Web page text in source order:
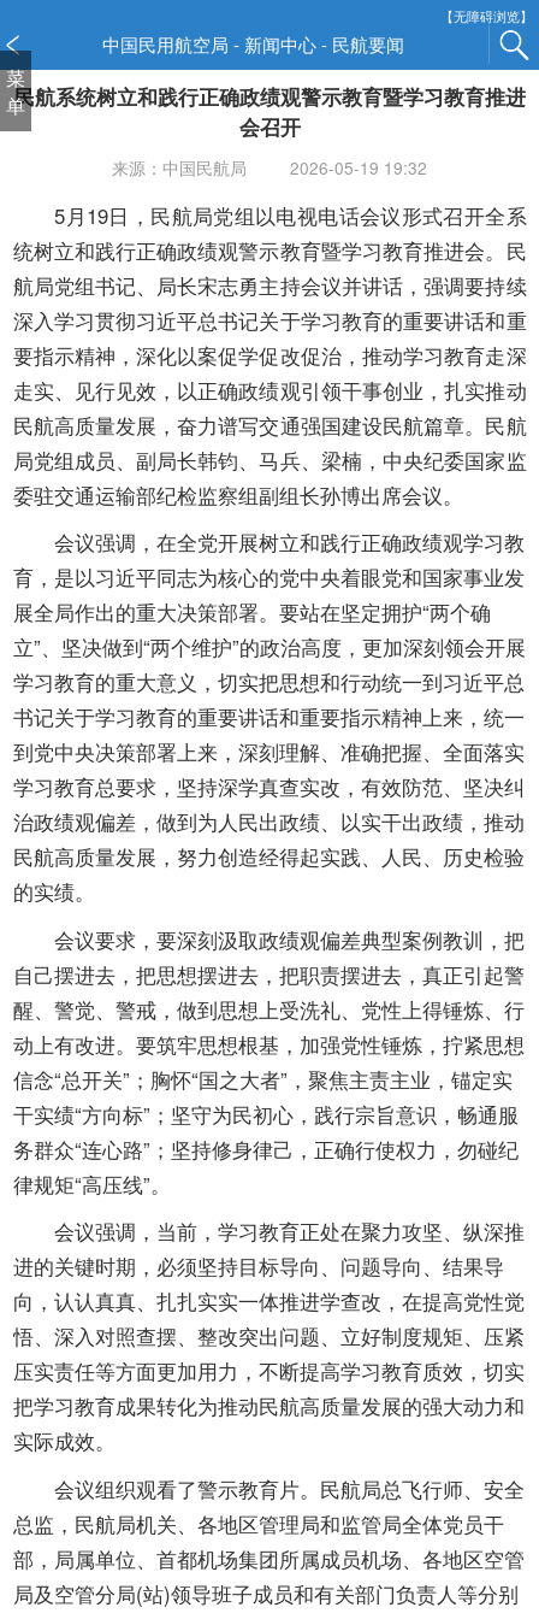
【无障碍浏览】
中国民用航空局 - 新闻中心 - 民航要闻
菜
单民航系统树立和践行正确政绩观警示教育暨学习教育推进
会召开
来源：中国民航局 2026-05-19 19:32
5月19日，民航局党组以电视电话会议形式召开全系
统树立和践行正确政绩观警示教育暨学习教育推进会。民
航局党组书记、局长宋志勇主持会议并讲话，强调要持续
深入学习贯彻习近平总书记关于学习教育的重要讲话和重
要指示精神，深化以案促学促改促治，推动学习教育走深
走实、见行见效，以正确政绩观引领干事创业，扎实推动
民航高质量发展，奋力谱写交通强国建设民航篇章。民航
局党组成员、副局长韩钧、马兵、梁楠，中央纪委国家监
委驻交通运输部纪检监察组副组长孙博出席会议。
会议强调，在全党开展树立和践行正确政绩观学习教
育，是以习近平同志为核心的党中央着眼党和国家事业发
展全局作出的重大决策部署。要站在坚定拥护“两个确
立”、坚决做到“两个维护”的政治高度，更加深刻领会开展
学习教育的重大意义，切实把思想和行动统一到习近平总
书记关于学习教育的重要讲话和重要指示精神上来，统一
到党中央决策部署上来，深刻理解、准确把握、全面落实
学习教育总要求，坚持深学真查实改，有效防范、坚决纠
治政绩观偏差，做到为人民出政绩、以实干出政绩，推动
民航高质量发展，努力创造经得起实践、人民、历史检验
的实绩。
会议要求，要深刻汲取政绩观偏差典型案例教训，把
自己摆进去，把思想摆进去，把职责摆进去，真正引起警
醒、警觉、警戒，做到思想上受洗礼、党性上得锤炼、行
动上有改进。要筑牢思想根基，加强党性锤炼，拧紧思想
信念“总开关”；胸怀“国之大者”，聚焦主责主业，锚定实
干实绩“方向标”；坚守为民初心，践行宗旨意识，畅通服
务群众“连心路”；坚持修身律己，正确行使权力，勿碰纪
律规矩“高压线”。
会议强调，当前，学习教育正处在聚力攻坚、纵深推
进的关键时期，必须坚持目标导向、问题导向、结果导
向，认认真真、扎扎实实一体推进学查改，在提高党性觉
悟、深入对照查摆、整改突出问题、立好制度规矩、压紧
压实责任等方面更加用力，不断提高学习教育质效，切实
把学习教育成果转化为推动民航高质量发展的强大动力和
实际成效。
会议组织观看了警示教育片。民航局总飞行师、安全
总监，民航局机关、各地区管理局和监管局全体党员干
部，局属单位、首都机场集团所属成员机场、各地区空管
局及空管分局(站)领导班子成员和有关部门负责人等分别
窗
口
打
开
明
页
面,
按
Alt
加
波
浪
键
打
导
盲
模
式